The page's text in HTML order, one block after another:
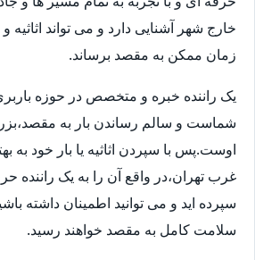
خارج شهر آشنایی دارد و می تواند اثاثیه
زمان ممکن به مقصد برساند.
یک راننده خبره و متخصص در حوزه
شماست و سالم رساندن بار به
اوست.پس با سپردن اثاثیه یا بار خود به
غرب تهران،در واقع آن را به یک راننده
سپرده اید و می توانید اطمینان داشته
سلامت کامل به مقصد خواهند رسید.